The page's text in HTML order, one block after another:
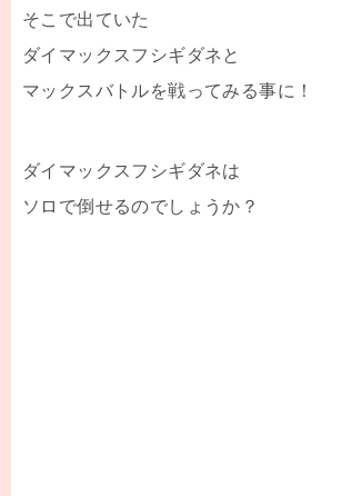
そこで出ていた
ダイマックスフシギダネと
マックスバトルを戦ってみる事に！
ダイマックスフシギダネは
ソロで倒せるのでしょうか？